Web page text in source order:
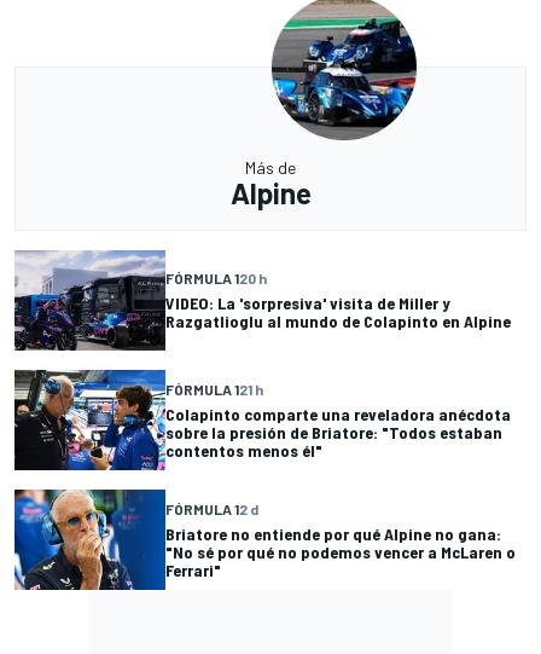
Más de
Alpine
FÓRMULA 120 h
VIDEO: La 'sorpresiva' visita de Miller y
Razgatlioglu al mundo de Colapinto en Alpine
FÓRMULA 121 h
Colapinto comparte una reveladora anécdota
sobre la presión de Briatore: "Todos estaban
contentos menos él"
FÓRMULA 12 d
Briatore no entiende por qué Alpine no gana:
"No sé por qué no podemos vencer a McLaren o
Ferrari"